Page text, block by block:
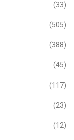
(33)
(505)
(388)
(45)
(117)
(23)
(12)